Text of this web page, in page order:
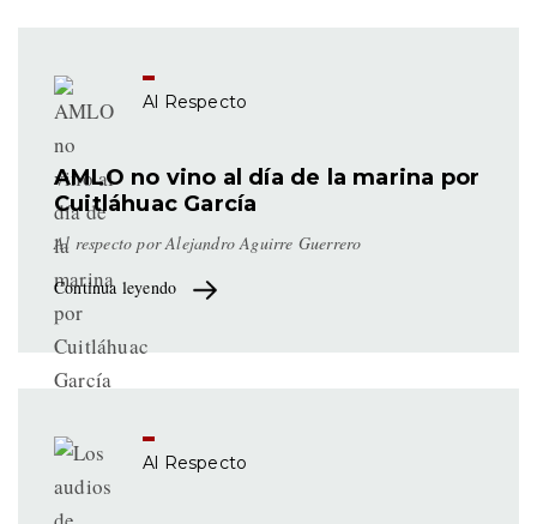
Al Respecto
AMLO no vino al día de la marina por
Cuitláhuac García
Al respecto por Alejandro Aguirre Guerrero
Continua leyendo
Al Respecto